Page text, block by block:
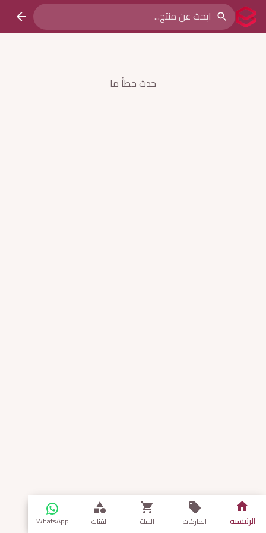
حدث خطأ ما
الرئيسية الماركات السلة الفئات WhatsApp